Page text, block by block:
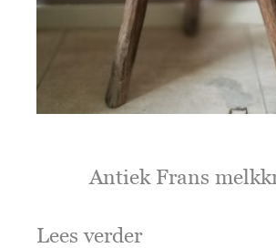
Antiek Frans
Lees verder